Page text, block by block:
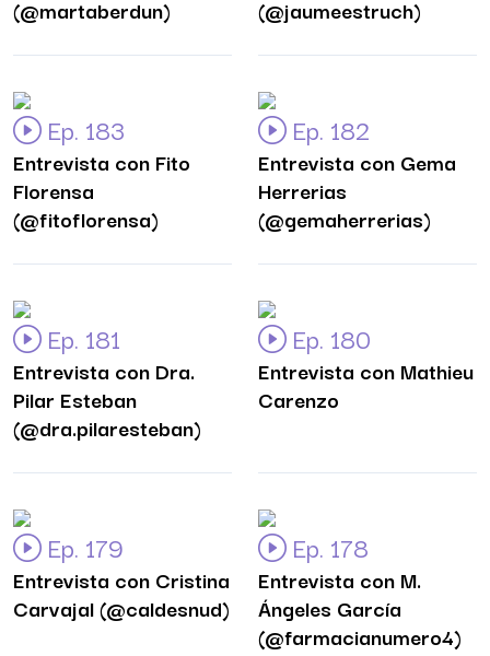
(@martaberdun)
(@jaumeestruch)
Ep. 183
Entrevista con Fito
Florensa
(@fitoflorensa)
Ep. 182
Entrevista con Gema
Herrerias
(@gemaherrerias)
Ep. 181
Entrevista con Dra.
Pilar Esteban
(@dra.pilaresteban)
Ep. 180
Entrevista con Mathieu
Carenzo
Ep. 179
Entrevista con Cristina
Carvajal (@caldesnud)
Ep. 178
Entrevista con M.
Ángeles García
(@farmacianumero4)